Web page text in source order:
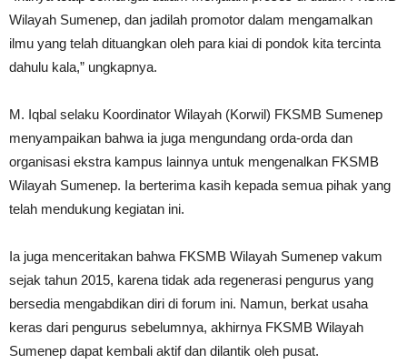
Wilayah Sumenep, dan jadilah promotor dalam mengamalkan
ilmu yang telah dituangkan oleh para kiai di pondok kita tercinta
dahulu kala,” ungkapnya.
M. Iqbal selaku Koordinator Wilayah (Korwil) FKSMB Sumenep
menyampaikan bahwa ia juga mengundang orda-orda dan
organisasi ekstra kampus lainnya untuk mengenalkan FKSMB
Wilayah Sumenep. Ia berterima kasih kepada semua pihak yang
telah mendukung kegiatan ini.
Ia juga menceritakan bahwa FKSMB Wilayah Sumenep vakum
sejak tahun 2015, karena tidak ada regenerasi pengurus yang
bersedia mengabdikan diri di forum ini. Namun, berkat usaha
keras dari pengurus sebelumnya, akhirnya FKSMB Wilayah
Sumenep dapat kembali aktif dan dilantik oleh pusat.